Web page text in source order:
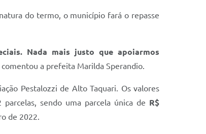
do termo, o município fará o repasse
Nada mais justo que apoiarmos
comentou a prefeita Marilda Sperandio.
Pestalozzi de Alto Taquari. Os valores
sendo uma parcela única de R$
de 2022.